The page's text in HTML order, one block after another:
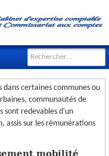
dans certaines communes ou
communautés de
sont redevables d'un
assis sur les rémunérations
mobilité